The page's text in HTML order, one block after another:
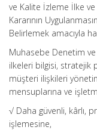
ve Kalite İzleme İlke
Kararının
Belirlemek amacıyla
Muhasebe Denetim
ilkeleri bilgisi, stratejik
müşteri ilişkileri
mensuplarına ve
√ Daha güvenli, kârlı,
işlemesine,